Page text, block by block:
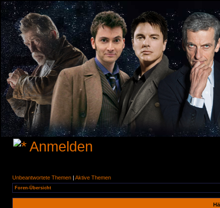
Anmelden
Unbeantwortete Themen | Aktive Themen
Foren-Übersicht